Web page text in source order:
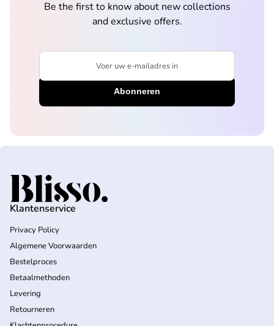
Be the first to know about new collections
and exclusive offers.
Voer uw e-mailadres in
Home
Klantenservice
Privacy Policy
Algemene Voorwaarden
Bestelproces
Betaalmethoden
Levering
Retourneren